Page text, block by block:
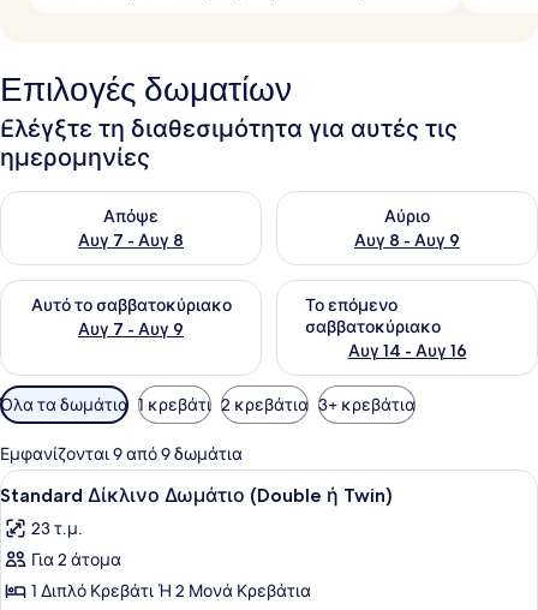
Επιλογές δωματίων
Ελέγξτε τη διαθεσιμότητα για αυτές τις
ημερομηνίες
Απόψε
Αυγ 7 - Αυγ 8
Έλεγχος διαθεσιμότητας για απόψε Αυγ 7 - Αυγ 8
Αύριο
Αυγ 8 - Αυγ 9
Έλεγχος διαθεσιμότητας
Αυτό το σαββατοκύριακο
Αυγ 7 - Αυγ 9
Έλεγχος διαθεσιμότητας για αυτό το σαββατοκύριακο
Το επόμενο
σαββατοκύριακο
Αυγ 14 - Αυγ 16
Έλεγχος διαθεσιμότητας
Διαθέσιμα
φίλτρα
για
τα
δωμάτια
Όλα τα δωμάτια 1 κρεβάτι 2 κρεβάτια 3+ κρεβάτια
Εμφανίζονται 9 από 9 δωμάτια
Προβολή
όλων
των
φωτογραφιών
για
Ένα δωμάτιο ξενοδοχείου με ένα
4
Standard Δίκλινο Δωμάτιο (Double ή Twin)
23 τ.μ.
Για 2 άτομα
1 Διπλό Κρεβάτι Ή 2 Μονά Κρεβάτια